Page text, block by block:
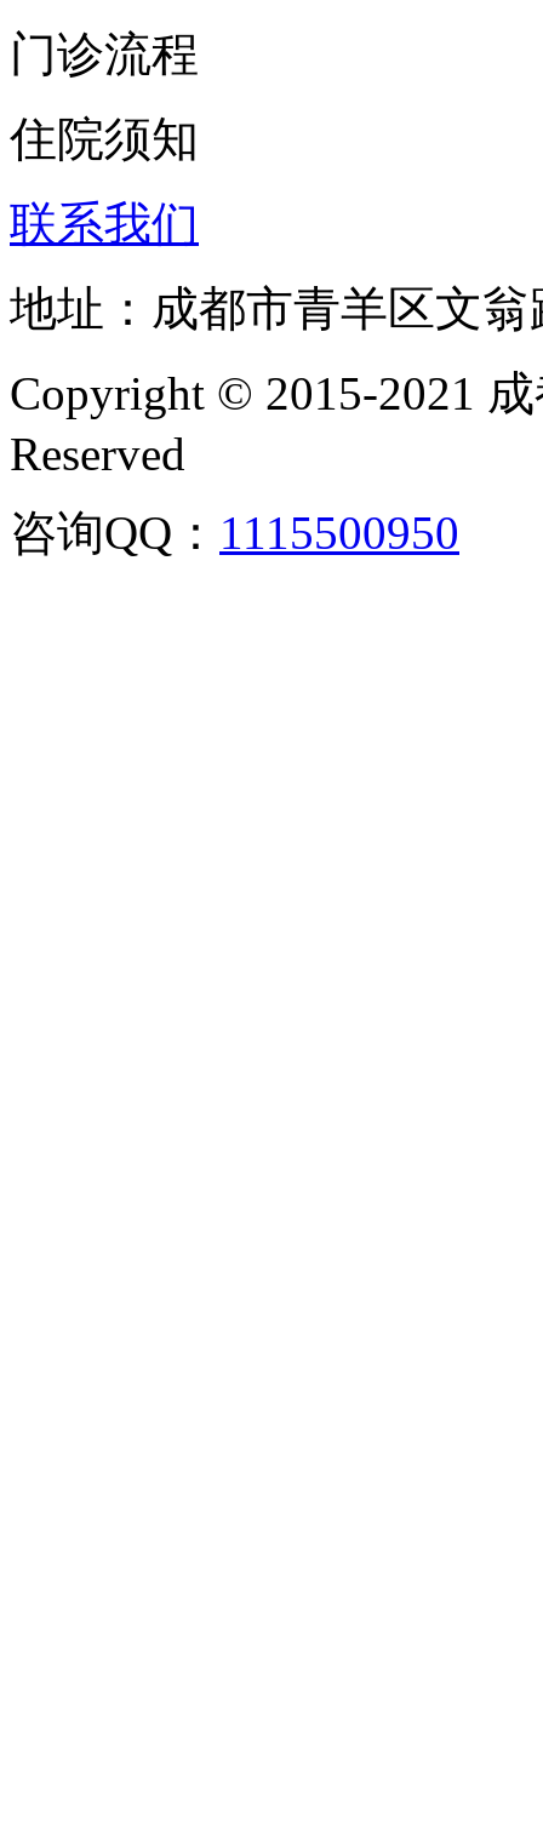
门诊流程
住院须知
联系我们
地址：成都市青羊区文
Copyright © 2015-2021
Reserved
咨询QQ： 1115500950